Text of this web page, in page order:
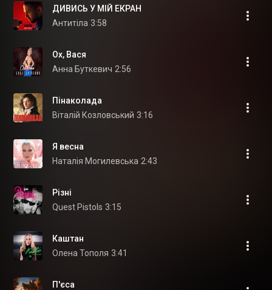
ДИВИСЬ У МІЙ ЕКРАН
Антитіла 3:58
Ох, Вася
Анна Буткевич 2:56
Пінаколада
Віталій Козловський 3:16
Я весна
Наталія Могилевська 2:43
Різні
Quest Pistols 3:15
Каштан
Олена Тополя 3:41
П'єса